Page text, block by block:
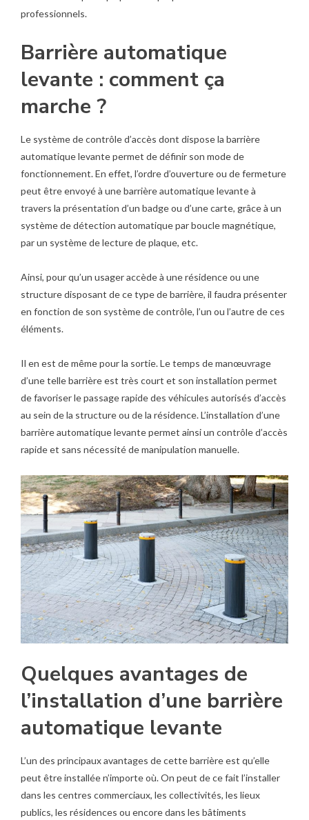
professionnels.
Barrière automatique
levante : comment ça
marche ?
Le système de contrôle d’accès dont dispose la barrière
automatique levante permet de définir son mode de
fonctionnement. En effet, l’ordre d’ouverture ou de fermeture
peut être envoyé à une barrière automatique levante à
travers la présentation d’un badge ou d’une carte, grâce à un
système de détection automatique par boucle magnétique,
par un système de lecture de plaque, etc.
Ainsi, pour qu’un usager accède à une résidence ou une
structure disposant de ce type de barrière, il faudra présenter
en fonction de son système de contrôle, l’un ou l’autre de ces
éléments.
Il en est de même pour la sortie. Le temps de manœuvrage
d’une telle barrière est très court et son installation permet
de favoriser le passage rapide des véhicules autorisés d’accès
au sein de la structure ou de la résidence. L’installation d’une
barrière automatique levante permet ainsi un contrôle d’accès
rapide et sans nécessité de manipulation manuelle.
Quelques avantages de
l’installation d’une barrière
automatique levante
L’un des principaux avantages de cette barrière est qu’elle
peut être installée n’importe où. On peut de ce fait l’installer
dans les centres commerciaux, les collectivités, les lieux
publics, les résidences ou encore dans les bâtiments